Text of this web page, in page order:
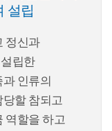
설립
정신과
립한
인류의
할 참되고
역할을 하고